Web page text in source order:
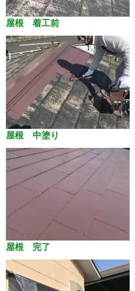
屋根 着工前
屋根 中塗り
屋根 完了